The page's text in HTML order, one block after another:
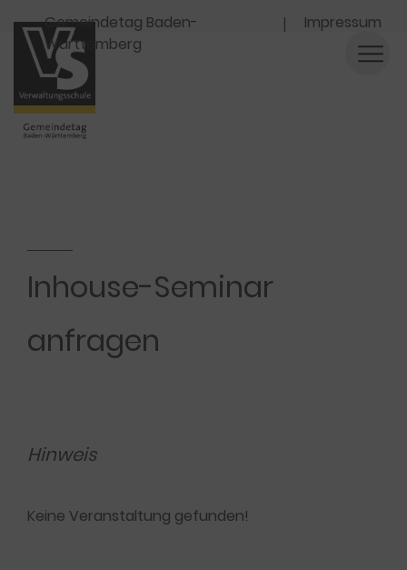
Navigation
Gemeindetag Baden-
Württemberg
Impressum
Inhouse-Seminar
anfragen
Hinweis
Keine Veranstaltung gefunden!